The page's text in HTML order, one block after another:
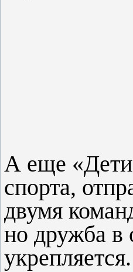
А еще «Дети
спорта,
двумя
но дружба в
укрепляется.